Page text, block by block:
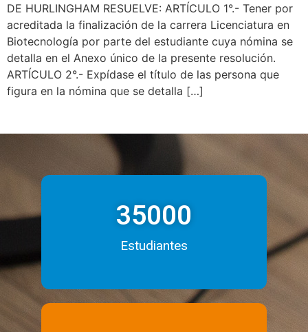
DE HURLINGHAM RESUELVE: ARTÍCULO 1°.- Tener por
acreditada la finalización de la carrera Licenciatura en
Biotecnología por parte del estudiante cuya nómina se
detalla en el Anexo único de la presente resolución.
ARTÍCULO 2°.- Expídase el título de las persona que
figura en la nómina que se detalla […]
35000
Estudiantes